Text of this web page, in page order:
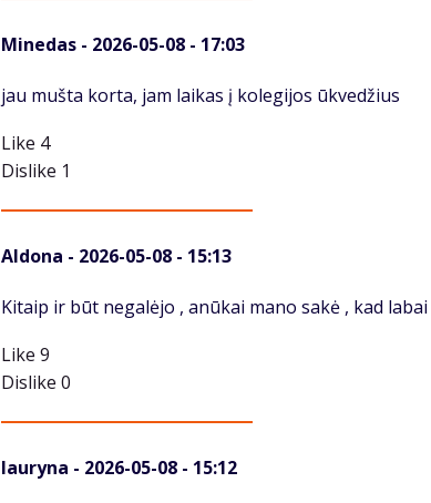
Minedas - 2026-05-08 - 17:03
Komentaras
jau mušta korta, jam laikas į kolegijos ūkvedžius
Like 4
Dislike 1
Aldona - 2026-05-08 - 15:13
Komentaras
Kitaip ir būt negalėjo , anūkai mano sakė , kad
Like 9
Dislike 0
lauryna - 2026-05-08 - 15:12